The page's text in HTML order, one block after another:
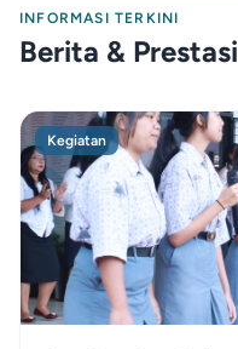
INFORMASI TERKINI
Berita & Prestasi
Kegiatan